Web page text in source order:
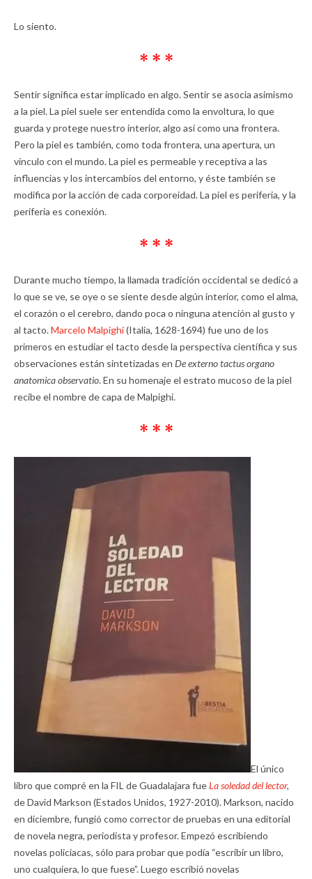
Lo siento.
* * *
Sentir significa estar implicado en algo. Sentir se asocia asimismo
a la piel. La piel suele ser entendida como la envoltura, lo que
guarda y protege nuestro interior, algo así como una frontera.
Pero la piel es también, como toda frontera, una apertura, un
vínculo con el mundo. La piel es permeable y receptiva a las
influencias y los intercambios del entorno, y éste también se
modifica por la acción de cada corporeidad. La piel es periferia, y la
periferia es conexión.
* * *
Durante mucho tiempo, la llamada tradición occidental se dedicó a
lo que se ve, se oye o se siente desde algún interior, como el alma,
el corazón o el cerebro, dando poca o ninguna atención al gusto y
al tacto.Marcelo Malpighi(Italia, 1628-1694) fue uno de los
primeros en estudiar el tacto desde la perspectiva científica y sus
observaciones están sintetizadas en De externo tactus organo
anatomica observatio. En su homenaje el estrato mucoso de la piel
recibe el nombre de capa de Malpighi.
* * *
El único
libro que compré en la FIL de Guadalajara fueLa soledad del lector,
de David Markson (Estados Unidos, 1927-2010). Markson, nacido
en diciembre, fungió como corrector de pruebas en una editorial
de novela negra, periodista y profesor. Empezó escribiendo
novelas policiacas, sólo para probar que podía “escribir un libro,
uno cualquiera, lo que fuese”. Luego escribió novelas